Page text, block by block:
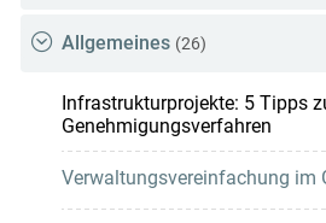
Allgemeines (26)
Infrastrukturprojekte: 5 Tipps
Genehmigungsverfahren
Verwaltungsvereinfachung im